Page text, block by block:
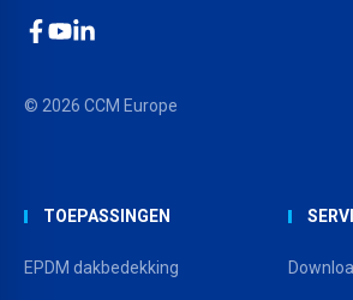
© 2026 CCM Europe
TOEPASSINGEN
EPDM dakbedekking